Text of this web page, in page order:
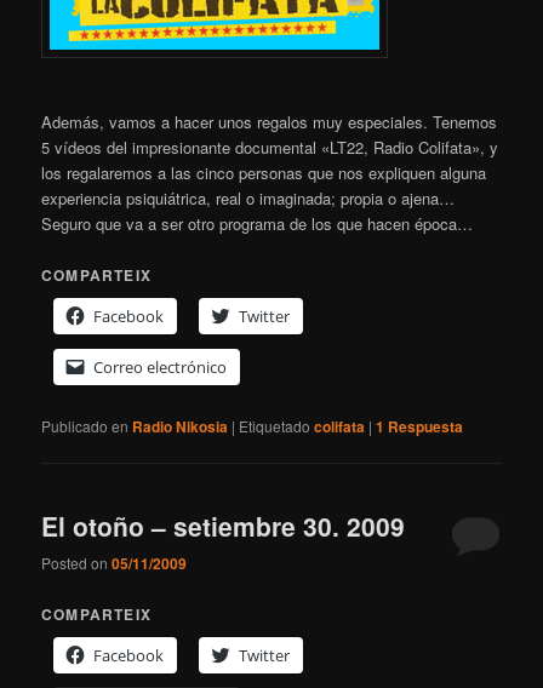
Además, vamos a hacer unos regalos muy especiales. Tenemos
5 vídeos del impresionante documental «LT22, Radio Colifata», y
los regalaremos a las cinco personas que nos expliquen alguna
experiencia psiquiátrica, real o imaginada; propia o ajena…
Seguro que va a ser otro programa de los que hacen época…
COMPARTEIX
Facebook
Twitter
Correo electrónico
Publicado en Radio Nikosia | Etiquetado colifata |1 Respuesta
El otoño – setiembre 30. 2009
Posted on05/11/2009
COMPARTEIX
Facebook
Twitter